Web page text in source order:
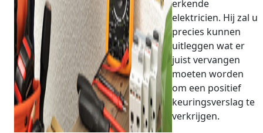
erkende
elektricien. Hij zal u
precies kunnen
uitleggen wat er
juist vervangen
moeten worden
om een positief
keuringsverslag te
verkrijgen.